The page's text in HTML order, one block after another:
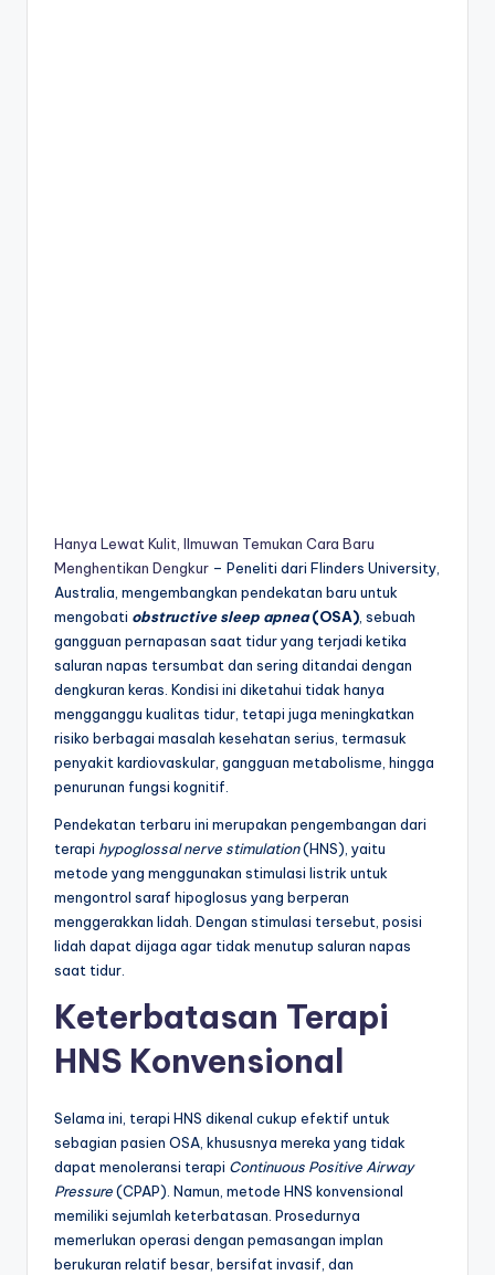
Hanya Lewat Kulit, Ilmuwan Temukan Cara Baru
Menghentikan Dengkur – Peneliti dari Flinders University,
Australia, mengembangkan pendekatan baru untuk
mengobati obstructive sleep apnea(OSA), sebuah
gangguan pernapasan saat tidur yang terjadi ketika
saluran napas tersumbat dan sering ditandai dengan
dengkuran keras. Kondisi ini diketahui tidak hanya
mengganggu kualitas tidur, tetapi juga meningkatkan
risiko berbagai masalah kesehatan serius, termasuk
penyakit kardiovaskular, gangguan metabolisme, hingga
penurunan fungsi kognitif.
Pendekatan terbaru ini merupakan pengembangan dari
terapi hypoglossal nerve stimulation(HNS), yaitu
metode yang menggunakan stimulasi listrik untuk
mengontrol saraf hipoglosus yang berperan
menggerakkan lidah. Dengan stimulasi tersebut, posisi
lidah dapat dijaga agar tidak menutup saluran napas
saat tidur.
Keterbatasan Terapi
HNS Konvensional
Selama ini, terapi HNS dikenal cukup efektif untuk
sebagian pasien OSA, khususnya mereka yang tidak
dapat menoleransi terapi Continuous Positive Airway
Pressure(CPAP). Namun, metode HNS konvensional
memiliki sejumlah keterbatasan. Prosedurnya
memerlukan operasi dengan pemasangan implan
berukuran relatif besar, bersifat invasif, dan